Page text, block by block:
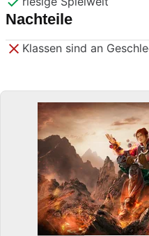
Nachteile
Klassen sind an